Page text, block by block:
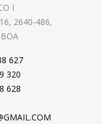
I
2640-486,
627
320
628